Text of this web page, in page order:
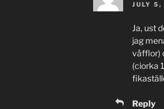
JULY
Ja, ust
jag
våfflor)
(ciorka
Reply